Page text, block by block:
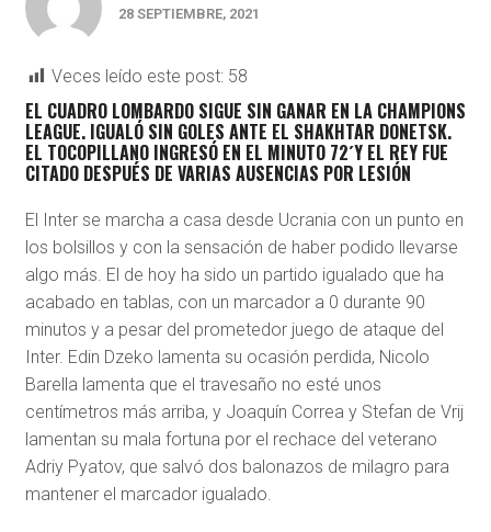
28 SEPTIEMBRE, 2021
Veces leído este post: 58
EL CUADRO LOMBARDO SIGUE SIN GANAR EN LA CHAMPIONS
LEAGUE. IGUALÓ SIN GOLES ANTE EL SHAKHTAR DONETSK.
EL TOCOPILLANO INGRESÓ EN EL MINUTO 72´Y EL REY FUE
CITADO DESPUÉS DE VARIAS AUSENCIAS POR LESIÓN
El Inter se marcha a casa desde Ucrania con un punto en
los bolsillos y con la sensación de haber podido llevarse
algo más. El de hoy ha sido un partido igualado que ha
acabado en tablas, con un marcador a 0 durante 90
minutos y a pesar del prometedor juego de ataque del
Inter. Edin Dzeko lamenta su ocasión perdida, Nicolo
Barella lamenta que el travesaño no esté unos
centímetros más arriba, y Joaquín Correa y Stefan de Vrij
lamentan su mala fortuna por el rechace del veterano
Adriy Pyatov, que salvó dos balonazos de milagro para
mantener el marcador igualado.